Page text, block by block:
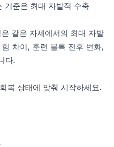
기준은 최대 자발적 수축
같은 자세에서의 최대 자발
차이, 훈련 블록 전후 변화,
다.
복 상태에 맞춰 시작하세요.